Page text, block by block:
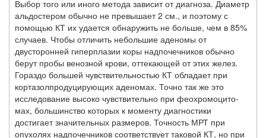
Выбор того или иного метода зависит от диагноза. Диаметр
альдостером обычно не превышает 2 см., и поэтому с
помощью КТ их удается обнаружить не больше, чем в 85%
случаев. Чтобы отличить небольшие аденомы от
двусторонней гиперплазии коры надпочечников обычно
берут пробы венозной крови, оттекающей от этих же­лез.
Гораздо большей чувствительностью КТ обладает при
кортазолпродуцирующих аденомах. Точно так же это
исследование высоко чувствительно при феохромоцито-
мах, большинство которых к моменту диагностики
достигает значительных разме­ров. Точность МРТ при
опухолях надпочечников соответствует таковой КТ, но при